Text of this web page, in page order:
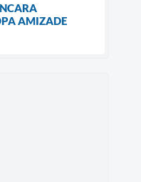
AMIZADE